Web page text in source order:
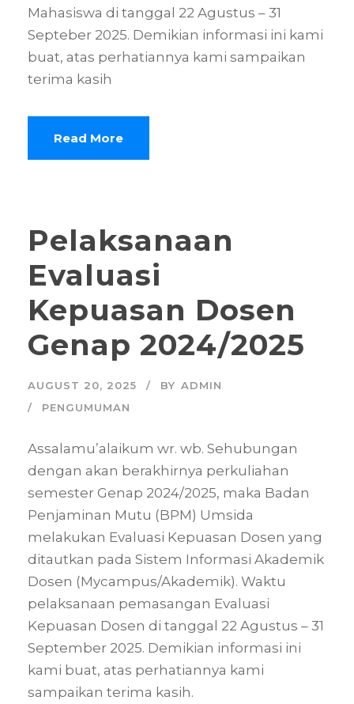
Mahasiswa di tanggal 22 Agustus – 31
Septeber 2025. Demikian informasi ini kami
buat, atas perhatiannya kami sampaikan
terima kasih
Read More
Pelaksanaan
Evaluasi
Kepuasan Dosen
Genap 2024/2025
AUGUST 20, 2025 BY ADMIN
PENGUMUMAN
Assalamu’alaikum wr. wb. Sehubungan
dengan akan berakhirnya perkuliahan
semester Genap 2024/2025, maka Badan
Penjaminan Mutu (BPM) Umsida
melakukan Evaluasi Kepuasan Dosen yang
ditautkan pada Sistem Informasi Akademik
Dosen (Mycampus/Akademik). Waktu
pelaksanaan pemasangan Evaluasi
Kepuasan Dosen di tanggal 22 Agustus – 31
September 2025. Demikian informasi ini
kami buat, atas perhatiannya kami
sampaikan terima kasih.